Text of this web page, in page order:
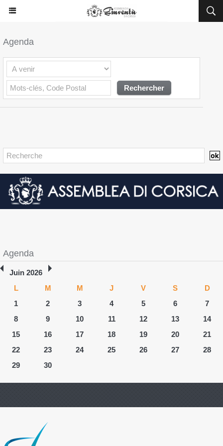
Agenda
Agenda
Juin 2026
L
M M J V S
D
1
2 3 4 5 6
7
8
9 10 11 12 13
14
15
16 17 18 19 20
21
22
23 24 25 26 27
28
29
30